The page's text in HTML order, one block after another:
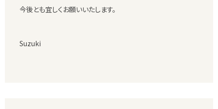
今後とも宜しくお願いいたします。
Suzuki